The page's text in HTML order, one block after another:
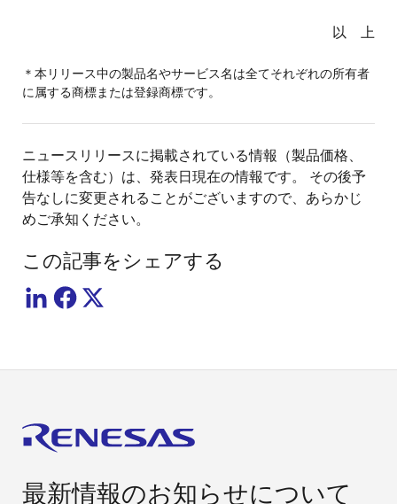
以 上
＊本リリース中の製品名やサービス名は全てそれぞれの所有者
に属する商標または登録商標です。
ニュースリリースに掲載されている情報（製品価格、
仕様等を含む）は、発表日現在の情報です。 その後予
告なしに変更されることがございますので、あらかじ
めご承知ください。
この記事をシェアする
最新情報のお知らせについて